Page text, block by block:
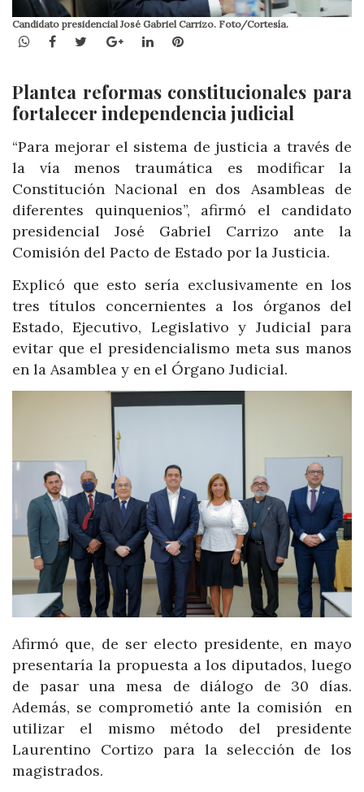
Candidato presidencial José Gabriel Carrizo. Foto/Cortesía.
WhatsApp
Facebook
TwitterGoogle+LinkedInPinterest
Plantea reformas constitucionales para
fortalecer independencia judicial
“Para mejorar el sistema de justicia a través de
la vía menos traumática es modificar la
Constitución Nacional en dos Asambleas de
diferentes quinquenios”, afirmó el candidato
presidencial José Gabriel Carrizo ante la
Comisión del Pacto de Estado por la Justicia.
Explicó que esto sería exclusivamente en los
tres títulos concernientes a los órganos del
Estado, Ejecutivo, Legislativo y Judicial para
evitar que el presidencialismo meta sus manos
en la Asamblea y en el Órgano Judicial.
Afirmó que, de ser electo presidente, en mayo
presentaría la propuesta a los diputados, luego
de pasar una mesa de diálogo de 30 días.
Además, se comprometió ante la comisión en
utilizar el mismo método del presidente
Laurentino Cortizo para la selección de los
magistrados.